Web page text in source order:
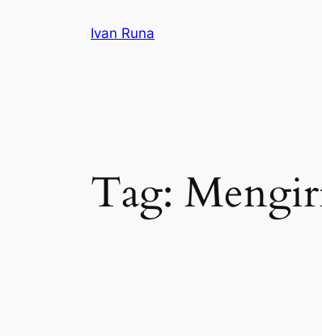
Ivan Runa
Tag: